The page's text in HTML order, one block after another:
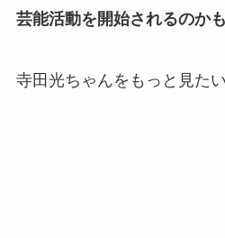
芸能活動を開始されるのか
寺田光ちゃんをもっと見たい